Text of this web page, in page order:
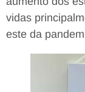
vidas
este da